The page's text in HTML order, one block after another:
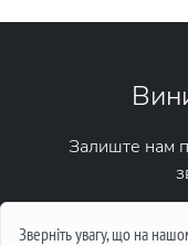
Зверніть увагу, що на
Залиште нам